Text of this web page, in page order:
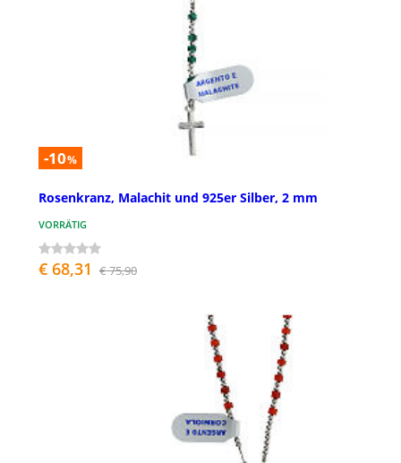
-10%
Rosenkranz, Malachit und 925er Silber, 2 mm
VORRÄTIG
€ 68,31 € 75,90